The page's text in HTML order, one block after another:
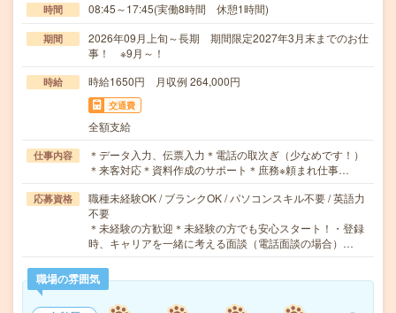
時間 08:45～17:45(実働8時間 休憩1時間)
期間
2026年09月上旬～長期 期間限定2027年3月末までのお仕
事！ ※9月～！
時給 時給1650円 月収例 264,000円
交通費
全額支給
仕事内容
＊データ入力、伝票入力＊電話の取次ぎ（少なめです！）
＊来客対応＊資料作成のサポート＊庶務※頼まれ仕事…
応募資格
職種未経験OK / ブランクOK / パソコンスキル不要 / 英語力
不要
＊未経験の方歓迎＊未経験の方でも安心スタート！・登録
時、キャリアを一緒に考える面談（電話面談の場合）…
職場の雰囲気